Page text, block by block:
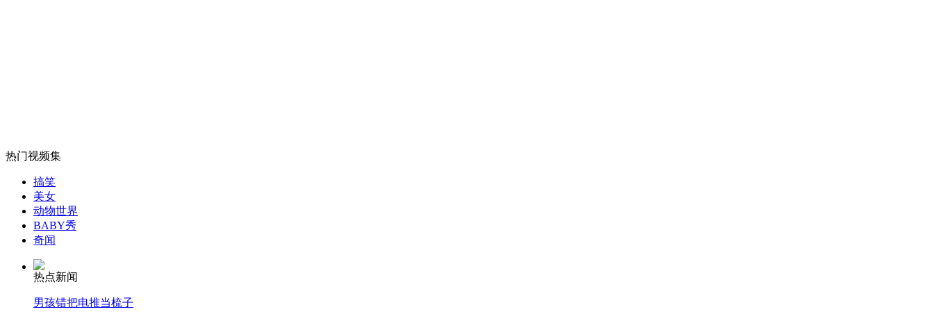
无痛分娩是否安全 医生回应
外交部：反对强权政治霸凌主义
热门视频集
搞笑
美女
动物世界
BABY秀
奇闻
热点新闻
男孩错把电推当梳子